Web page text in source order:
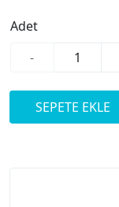
Adet
-